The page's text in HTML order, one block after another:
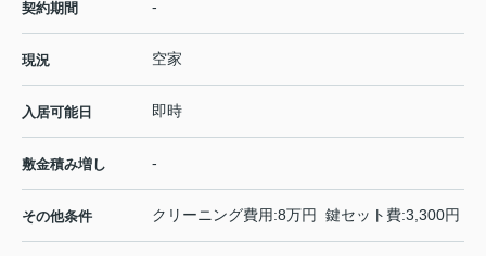
契約期間 -
現況 空家
入居可能日 即時
敷金積み増し -
その他条件 クリーニング費用:8万円 鍵セット費:3,300円